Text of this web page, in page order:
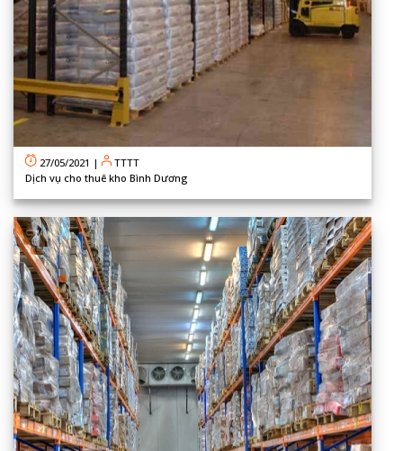
27/05/2021 |
TTTT
Dịch vụ cho thuê kho Bình Dương